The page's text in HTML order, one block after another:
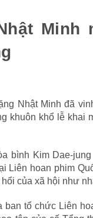
Minh
Nhật Minh đã
khuôn khổ lễ khai
bình Kim Dae-
hoan phim
của xã hội như
tổ chức Liên